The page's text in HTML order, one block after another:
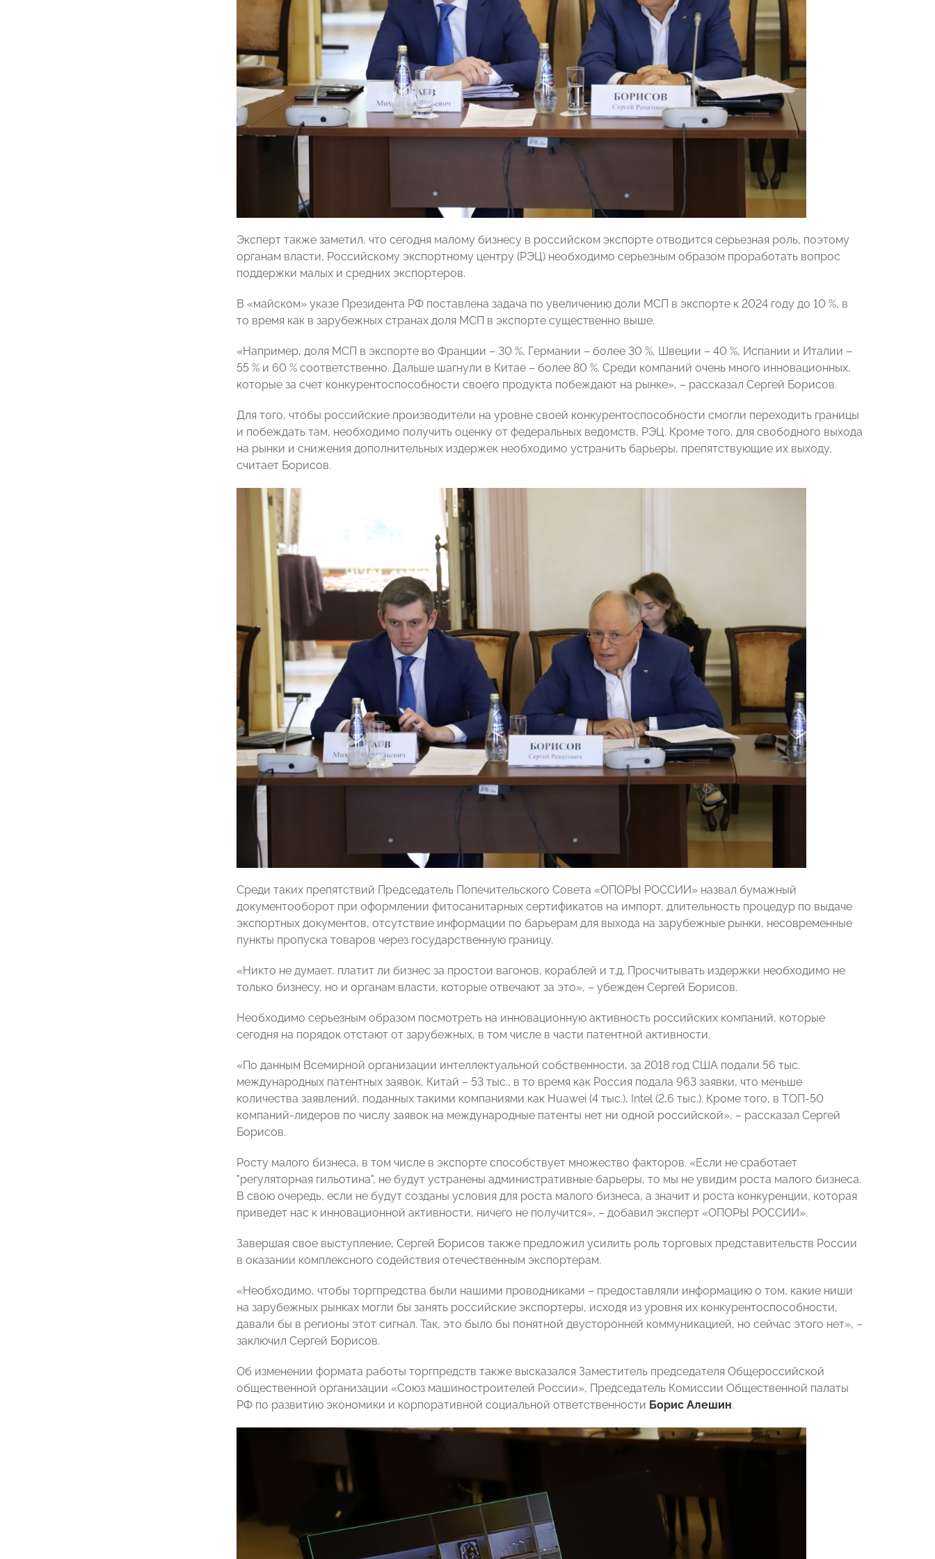
Эксперт также заметил, что сегодня малому бизнесу в российском экспорте отводится серьезная роль, поэтому
органам власти, Российскому экспортному центру (РЭЦ) необходимо серьезным образом проработать вопрос
поддержки малых и средних экспортеров.
В «майском» указе Президента РФ поставлена задача по увеличению доли МСП в экспорте к 2024 году до 10 %, в
то время как в зарубежных странах доля МСП в экспорте существенно выше.
«Например, доля МСП в экспорте во Франции – 30 %, Германии – более 30 %, Швеции – 40 %, Испании и Италии –
55 % и 60 % соответственно. Дальше шагнули в Китае – более 80 %. Среди компаний очень много инновационных,
которые за счет конкурентоспособности своего продукта побеждают на рынке», – рассказал Сергей Борисов.
Для того, чтобы российские производители на уровне своей конкурентоспособности смогли переходить границы
и побеждать там, необходимо получить оценку от федеральных ведомств, РЭЦ. Кроме того, для свободного выхода
на рынки и снижения дополнительных издержек необходимо устранить барьеры, препятствующие их выходу,
считает Борисов.
Среди таких препятствий Председатель Попечительского Совета «ОПОРЫ РОССИИ» назвал бумажный
документооборот при оформлении фитосанитарных сертификатов на импорт, длительность процедур по выдаче
экспортных документов, отсутствие информации по барьерам для выхода на зарубежные рынки, несовременные
пункты пропуска товаров через государственную границу.
«Никто не думает, платит ли бизнес за простои вагонов, кораблей и т.д. Просчитывать издержки необходимо не
только бизнесу, но и органам власти, которые отвечают за это», – убежден Сергей Борисов.
Необходимо серьезным образом посмотреть на инновационную активность российских компаний, которые
сегодня на порядок отстают от зарубежных, в том числе в части патентной активности.
«По данным Всемирной организации интеллектуальной собственности, за 2018 год США подали 56 тыс.
международных патентных заявок, Китай – 53 тыс., в то время как Россия подала 963 заявки, что меньше
количества заявлений, поданных такими компаниями как Huawei (4 тыс.), Intel (2,6 тыс.). Кроме того, в ТОП-50
компаний-лидеров по числу заявок на международные патенты нет ни одной российской», – рассказал Сергей
Борисов.
Росту малого бизнеса, в том числе в экспорте способствует множество факторов. «Если не сработает
"регуляторная гильотина", не будут устранены административные барьеры, то мы не увидим роста малого бизнеса.
В свою очередь, если не будут созданы условия для роста малого бизнеса, а значит и роста конкуренции, которая
приведет нас к инновационной активности, ничего не получится», – добавил эксперт «ОПОРЫ РОССИИ».
Завершая свое выступление, Сергей Борисов также предложил усилить роль торговых представительств России
в оказании комплексного содействия отечественным экспортерам.
«Необходимо, чтобы торгпредства были нашими проводниками – предоставляли информацию о том, какие ниши
на зарубежных рынках могли бы занять российские экспортеры, исходя из уровня их конкурентоспособности,
давали бы в регионы этот сигнал. Так, это было бы понятной двусторонней коммуникацией, но сейчас этого нет», –
заключил Сергей Борисов.
Об изменении формата работы торгпредств также высказался Заместитель председателя Общероссийской
общественной организации «Союз машиностроителей России», Председатель Комиссии Общественной палаты
РФ по развитию экономики и корпоративной социальной ответственности Борис Алешин.